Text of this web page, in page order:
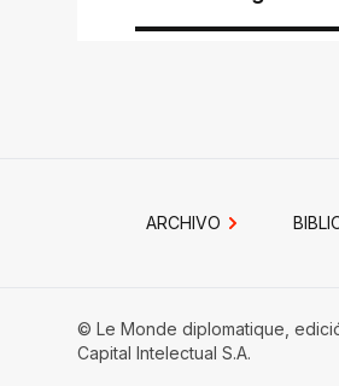
ARCHIVO
© Le Monde diplomatique,
Capital Intelectual S.A.